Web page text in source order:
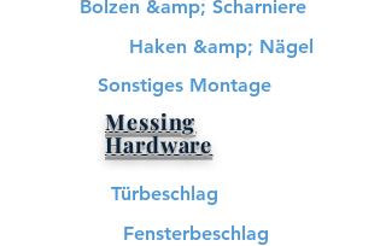
Bolzen &amp; Scharniere
Haken &amp; Nägel
Sonstiges Montage
Messing
Hardware​
Türbeschlag
Fensterbeschlag